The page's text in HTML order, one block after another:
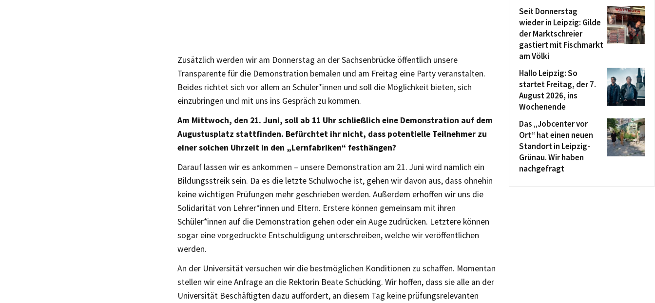
Zusätzlich werden wir am Donnerstag an der Sachsenbrücke öffentlich unsere
Transparente für die Demonstration bemalen und am Freitag eine Party veranstalten.
Beides richtet sich vor allem an Schüler*innen und soll die Möglichkeit bieten, sich
einzubringen und mit uns ins Gespräch zu kommen.
Am Mittwoch, den 21. Juni, soll ab 11 Uhr schließlich eine Demonstration auf dem
Augustusplatz stattfinden. Befürchtet ihr nicht, dass potentielle Teilnehmer zu
einer solchen Uhrzeit in den „Lernfabriken“ festhängen?
Darauf lassen wir es ankommen – unsere Demonstration am 21. Juni wird nämlich ein
Bildungsstreik sein. Da es die letzte Schulwoche ist, gehen wir davon aus, dass ohnehin
keine wichtigen Prüfungen mehr geschrieben werden. Außerdem erhoffen wir uns die
Solidarität von Lehrer*innen und Eltern. Erstere können gemeinsam mit ihren
Schüler*innen auf die Demonstration gehen oder ein Auge zudrücken. Letztere können
sogar eine vorgedruckte Entschuldigung unterschreiben, welche wir veröffentlichen
werden.
An der Universität versuchen wir die bestmöglichen Konditionen zu schaffen. Momentan
stellen wir eine Anfrage an die Rektorin Beate Schücking. Wir hoffen, dass sie alle an der
Universität Beschäftigten dazu auffordert, an diesem Tag keine prüfungsrelevanten
Seit Donnerstag
wieder in Leipzig: Gilde
der Marktschreier
gastiert mit Fischmarkt
am Völki
Hallo Leipzig: So
startet Freitag, der 7.
August 2026, ins
Wochenende
Das „Jobcenter vor
Ort“ hat einen neuen
Standort in Leipzig-
Grünau. Wir haben
nachgefragt